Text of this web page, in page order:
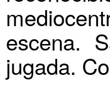
escena.
jugada.